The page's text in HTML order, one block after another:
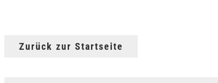
Zurück zur Startseite